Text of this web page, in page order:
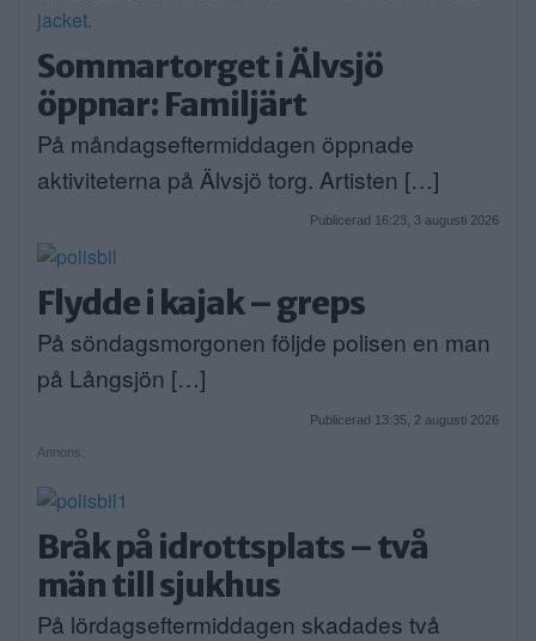
Sommartorget i Älvsjö
öppnar: Familjärt
På måndagseftermiddagen öppnade
aktiviteterna på Älvsjö torg. Artisten […]
Publicerad 16:23, 3 augusti 2026
Flydde i kajak – greps
På söndagsmorgonen följde polisen en man
på Långsjön […]
Publicerad 13:35, 2 augusti 2026
Annons:
Bråk på idrottsplats – två
män till sjukhus
På lördagseftermiddagen skadades två